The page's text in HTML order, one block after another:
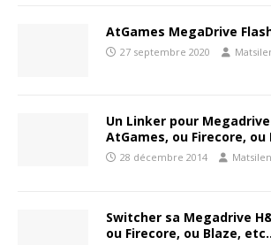
AtGames MegaDrive
27 septembre 2020
Un Linker pour
AtGames, ou Firecore,
28 décembre 2014
Switcher sa Megadrive
ou Firecore, ou Blaze,